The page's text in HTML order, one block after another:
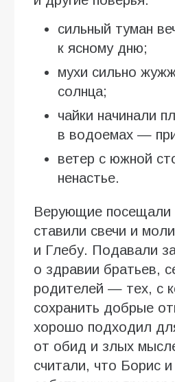
сильный туман
к ясному дню;
мухи сильно
солнца;
чайки начинали
в водоемах —
ветер с южной
ненастье.
Верующие посещали
ставили свечи и
и Глебу. Подавали
о здравии братьев,
родителей — тех, с
сохранить добрые
хорошо подходил
от обид и злых
считали, что Борис